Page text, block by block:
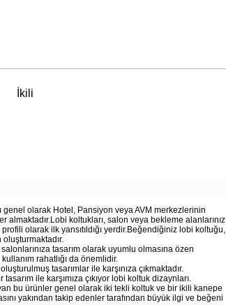
İkili
genel olarak Hotel, Pansiyon veya AVM merkezlerinin
almaktadır.Lobi koltukları, salon veya bekleme alanlarınız
olarak ilk yansıtıldığı yerdir.Beğendiğiniz lobi koltuğu,
tasarım olarak uyumlu olmasına özen
rahatlığı da önemlidir.
tasarımlar ile karşınıza çıkmaktadır.
ile karşımıza çıkıyor lobi koltuk dizaynları.
bu ürünler genel olarak iki tekli koltuk ve bir ikili kanepe
yakından takip edenler tarafından büyük ilgi ve beğeni